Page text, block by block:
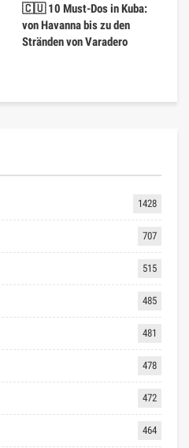
🇨🇺 10 Must-Dos in Kuba:
von Havanna bis zu den
Stränden von Varadero
1428
707
515
485
481
478
472
464